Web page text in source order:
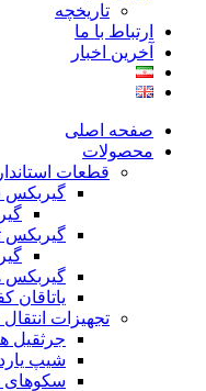
تاريخچه
ارتباط با ما
آخرین اخبار
صفحه اصلی
محصولات
قطعات
گيربكس
گيربكس
گيربكس
ياتاقان
تجهیزات انتقال
جرثقیل
شیپ یارد
سکوهای